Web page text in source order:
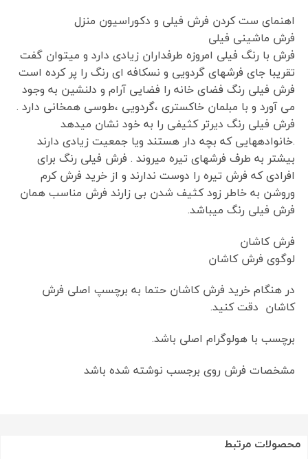
اهنمای ست کردن فرش فیلی و دکوراسیون منزل
فرش ماشینی فیلی
فرش با رنگ فیلی امروزه طرفداران زیادی دارد و میتوان گفت
تقریبا جای فرشهای گردویی و نسکافه ای رنگ را پر کرده است
فرش فیلی رنگ فضای خانه را فضایی آرام و دلنشین به وجود
می آورد و با مبلمان خاکستری ،گردویی ،طوسی همخانی دارد .
فرش فیلی رنگ دیرتر کثیفی را به خود نشان میدهد
.خانوادههایی که بچه دار هستند ویا جمعیت زیادی دارند
بیشتر به طرف فرشهای تیره میروند . فرش فیلی رنگ برای
افرادی که فرش تیره را دوست ندارند و از خرید فرش کرم
وروشن به خاطر زود کثیف شدن بی زارند فرش مناسب همان
فرش فیلی رنگ میباشد.
فرش کاشان
لوگوی فرش کاشان
در هنگام خرید فرش کاشان حتما به برچسپ اصلی فرش
کاشان دقت کنید.
برچسب با هولوگرام اصلی باشد.
مشخصات فرش روی برجسب نوشته شده باشد
محصولات مرتبط